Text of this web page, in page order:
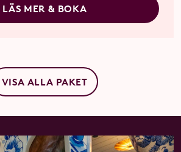
LÄS MER & BOKA
VISA ALLA PAKET